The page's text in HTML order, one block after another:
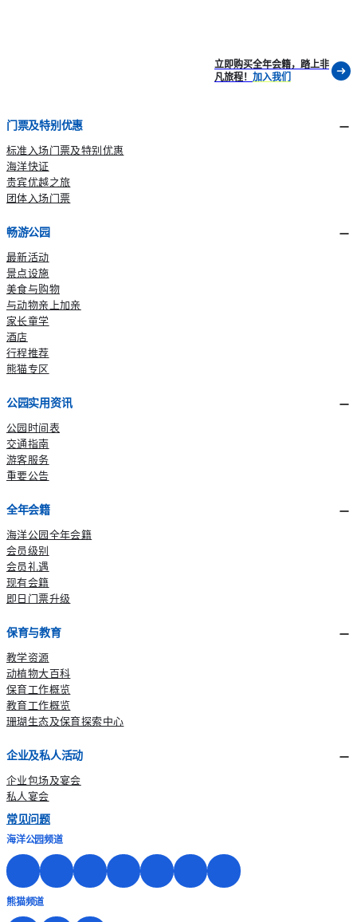
立即购买全年会籍，踏上非
凡旅程！ 加入我们
门票及特别优惠
标准入场门票及特别优惠
海洋快证
贵宾优越之旅
团体入场门票
畅游公园
最新活动
景点设施
美食与购物
与动物亲上加亲
家长童学
酒店
行程推荐
熊猫专区
公园实用资讯
公园时间表
交通指南
游客服务
重要公告
全年会籍
海洋公园全年会籍
会员级别
会员礼遇
现有会籍
即日门票升级
保育与教育
教学资源
动植物大百科
保育工作概览
教育工作概览
珊瑚生态及保育探索中心
企业及私人活动
企业包场及宴会
私人宴会
常见问题
海洋公园频道
熊猫频道